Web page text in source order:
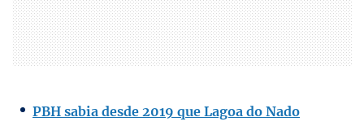
PBH sabia desde 2019 que Lagoa do Nado